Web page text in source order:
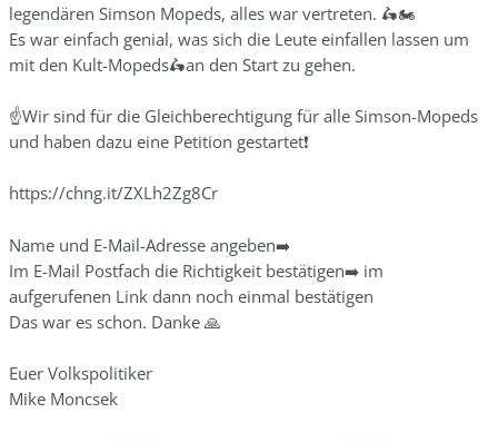
legendären Simson Mopeds, alles war vertreten. 🛵🏍️
Es war einfach genial, was sich die Leute einfallen lassen um
mit den Kult-Mopeds🛵an den Start zu gehen.
☝️Wir sind für die Gleichberechtigung für alle Simson-Mopeds
und haben dazu eine Petition gestartet❗️
https://chng.it/ZXLh2Zg8Cr
Name und E-Mail-Adresse angeben➡️
Im E-Mail Postfach die Richtigkeit bestätigen➡️ im
aufgerufenen Link dann noch einmal bestätigen
Das war es schon. Danke 🙏
Euer Volkspolitiker
Mike Moncsek